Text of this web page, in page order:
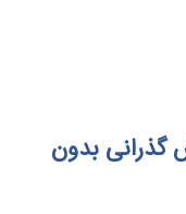
گذرانی بدون